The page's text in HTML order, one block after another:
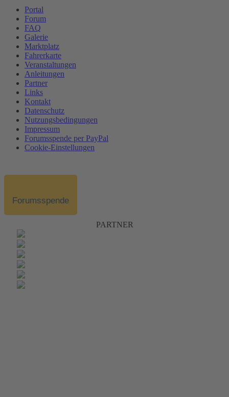
Portal
Forum
FAQ
Galerie
Marktplatz
Fahrerkarte
Veranstaltungen
Anleitungen
Partner
Links
Kontakt
Datenschutz
Nutzungsbedingungen
Impressum
Forumsspende per PayPal
Cookie-Einstellungen
Forumsspende
PARTNER